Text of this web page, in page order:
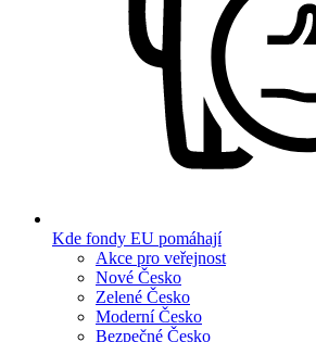
Kde fondy EU pomáhají
Akce pro veřejnost
Nové Česko
Zelené Česko
Moderní Česko
Bezpečné Česko